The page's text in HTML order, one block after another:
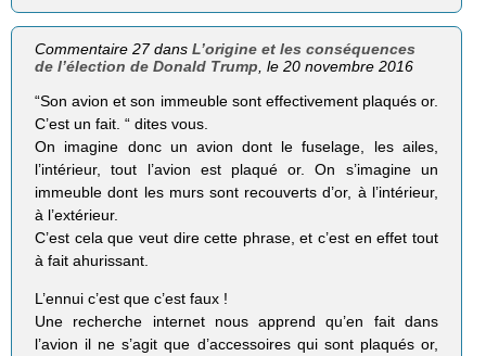
Commentaire 27 dansL’origine et les conséquences
de l’élection de Donald Trump , le 20 novembre 2016
“Son avion et son immeuble sont effectivement plaqués or.
C’est un fait. “ dites vous.
On imagine donc un avion dont le fuselage, les ailes,
l’intérieur, tout l’avion est plaqué or. On s’imagine un
immeuble dont les murs sont recouverts d’or, à l’intérieur,
à l’extérieur.
C’est cela que veut dire cette phrase, et c’est en effet tout
à fait ahurissant.
L’ennui c’est que c’est faux !
Une recherche internet nous apprend qu’en fait dans
l’avion il ne s’agit que d’accessoires qui sont plaqués or,